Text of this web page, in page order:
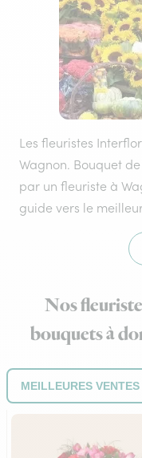
Les fleuristes
Wagnon. Bouquet
par un fleuriste à
guide vers le
Nos
bouquets à